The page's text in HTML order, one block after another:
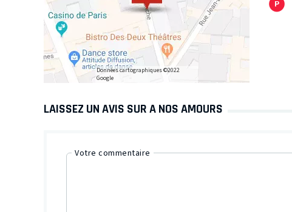
Données cartographiques ©2022
Google
LAISSEZ UN AVIS SUR A NOS AMOURS
Votre commentaire